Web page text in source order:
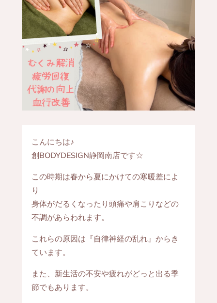
こんにちは♪
創BODYDESIGN静岡南店です☆
この時期は春から夏にかけての寒暖差によ
り
身体がだるくなったり頭痛や肩こりなどの
不調があらわれます。
これらの原因は『自律神経の乱れ』からき
ています。
また、新生活の不安や疲れがどっと出る季
節でもあります。